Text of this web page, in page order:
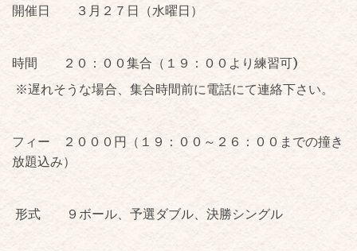
開催日 ３月２７日（水曜日）
時間 ２０：００集合（１９：００より練習可)
※遅れそうな場合、集合時間前に電話にて連絡下さい。
フィー ２０００円（１９：００～２６：００までの撞き
放題込み）
形式 ９ボール、予選ダブル、決勝シングル